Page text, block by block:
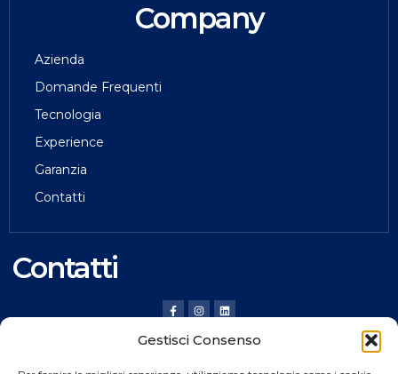
Gestisci Consenso
Company
Azienda
Domande Frequenti
Tecnologia
Experience
Garanzia
Contatti
Contatti
HILDING ANDERS ITALY SRL